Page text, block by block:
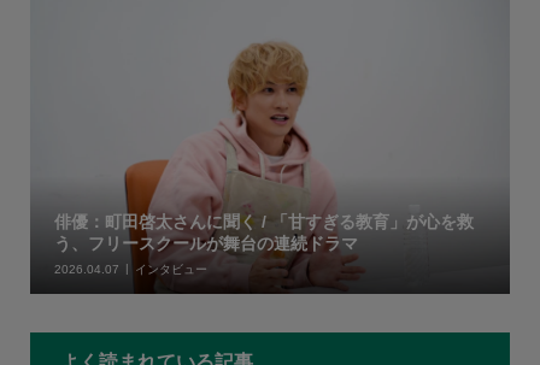
俳優：町田啓太さんに聞く / 「甘すぎる教育」が心を救
う、フリースクールが舞台の連続ドラマ
2026.04.07 インタビュー